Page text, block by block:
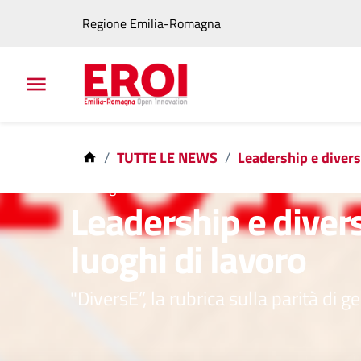
Regione Emilia-Romagna
TUTTE LE NEWS
Leadership e
25 mag 2026
Leadership e
luoghi di lavoro
"DiversE”, la rubrica sulla parità di